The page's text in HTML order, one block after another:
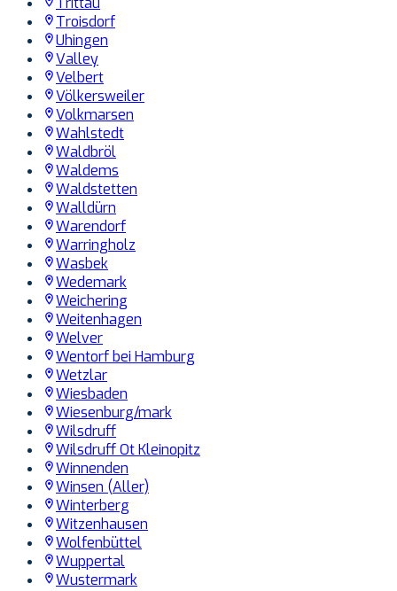
Troisdorf
Uhingen
Valley
Velbert
Völkersweiler
Volkmarsen
Wahlstedt
Waldbröl
Waldems
Waldstetten
Walldürn
Warendorf
Warringholz
Wasbek
Wedemark
Weichering
Weitenhagen
Welver
Wentorf bei Hamburg
Wetzlar
Wiesbaden
Wiesenburg/mark
Wilsdruff
Wilsdruff Ot Kleinopitz
Winnenden
Winsen (Aller)
Winterberg
Witzenhausen
Wolfenbüttel
Wuppertal
Wustermark